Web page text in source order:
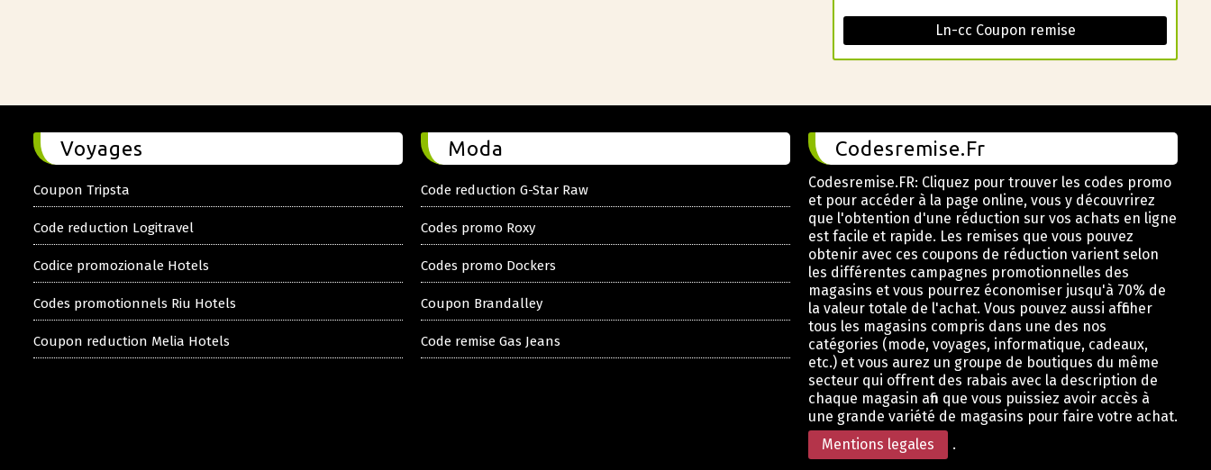
Ln-cc Coupon remise
Voyages
Coupon Tripsta
Code reduction Logitravel
Codice promozionale Hotels
Codes promotionnels Riu Hotels
Coupon reduction Melia Hotels
Moda
Code reduction G-Star Raw
Codes promo Roxy
Codes promo Dockers
Coupon Brandalley
Code remise Gas Jeans
Codesremise.Fr
Codesremise.FR: Cliquez pour trouver les codes promo
et pour accéder à la page online, vous y découvrirez
que l'obtention d'une réduction sur vos achats en ligne
est facile et rapide. Les remises que vous pouvez
obtenir avec ces coupons de réduction varient selon
les différentes campagnes promotionnelles des
magasins et vous pourrez économiser jusqu'à 70% de
la valeur totale de l'achat. Vous pouvez aussi afficher
tous les magasins compris dans une des nos
catégories (mode, voyages, informatique, cadeaux,
etc.) et vous aurez un groupe de boutiques du même
secteur qui offrent des rabais avec la description de
chaque magasin afin que vous puissiez avoir accès à
une grande variété de magasins pour faire votre achat.
Mentions legales
.